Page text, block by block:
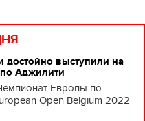
достойно выступили на
Аджилити
Европы по
Open Belgium 2022